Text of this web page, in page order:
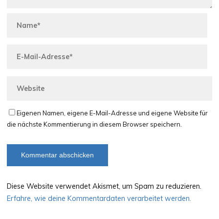
Eigenen Namen, eigene E-Mail-Adresse und eigene Website für
die nächste Kommentierung in diesem Browser speichern.
Diese Website verwendet Akismet, um Spam zu reduzieren.
Erfahre, wie deine Kommentardaten verarbeitet werden.